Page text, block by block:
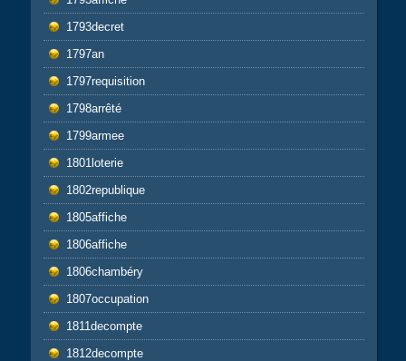
1793decret
1797an
1797requisition
1798arrêté
1799armee
1801loterie
1802republique
1805affiche
1806affiche
1806chambéry
1807occupation
1811decompte
1812decompte